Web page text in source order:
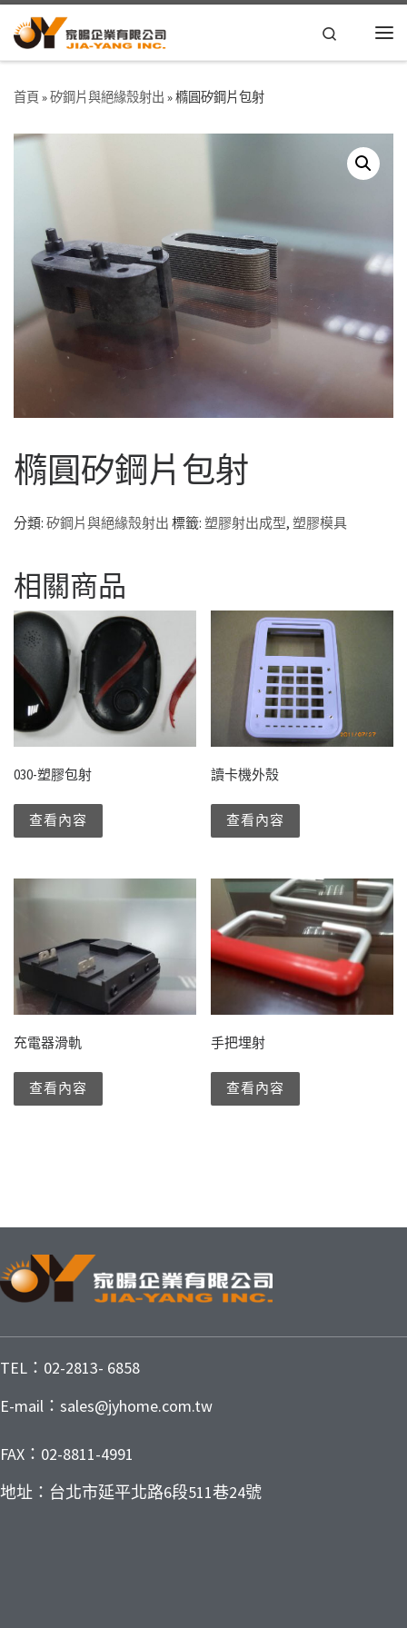
Skip to content Search
首頁 »矽鋼片與絕緣殼射出 »橢圓矽鋼片包射
橢圓矽鋼片包射
分類: 矽鋼片與絕緣殼射出 標籤: 塑膠射出成型, 塑膠模具
相關商品
030-塑膠包射
查看內容
讀卡機外殼
查看內容
充電器滑軌
查看內容
手把埋射
查看內容
TEL：02-2813- 6858
E-mail：sales@jyhome.com.tw
FAX：02-8811-4991
地址：台北市延平北路6段511巷24號